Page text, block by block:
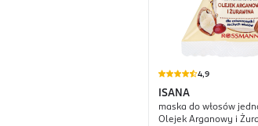
4,9
ISANA
maska do włosów
Olejek Arganowy i